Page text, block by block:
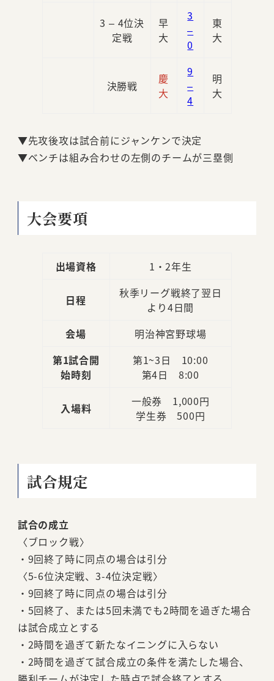
3 – 4位決
定戦
早
大
3
–
0
東
大
決勝戦
慶
大
9
–
4
明
大
▼先攻後攻は試合前にジャンケンで決定
▼ベンチは組み合わせの左側のチームが三塁側
大会要項
出場資格 1・2年生
日程
秋季リーグ戦終了翌日
より4日間
会場
明治神宮野球場
第1試合開
始時刻
第1~3日 10:00
第4日 8:00
入場料
一般券 1,000円
学生券 500円
試合規定
試合の成立
〈ブロック戦〉
・9回終了時に同点の場合は引分
〈5-6位決定戦、3-4位決定戦〉
・9回終了時に同点の場合は引分
・5回終了、または5回未満でも2時間を過ぎた場合
は試合成立とする
・2時間を過ぎて新たなイニングに入らない
・2時間を過ぎて試合成立の条件を満たした場合、